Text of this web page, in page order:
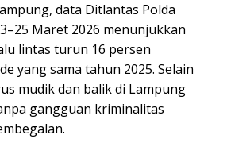
data Ditlantas Polda
Maret 2026 menunjukkan
lintas turun 16 persen
yang sama tahun 2025. Selain
mudik dan balik di Lampung
gangguan kriminalitas